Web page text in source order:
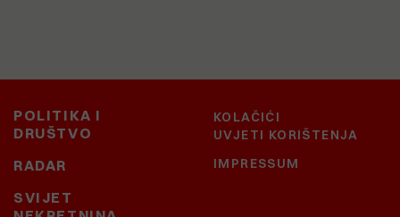
POLITIKA I
DRUŠTVO
RADAR
SVIJET
KOLAČIĆI
UVJETI KORIŠTENJA
IMPRESSUM